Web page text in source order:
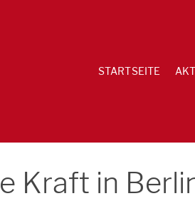
STARTSEITE
Kraft in